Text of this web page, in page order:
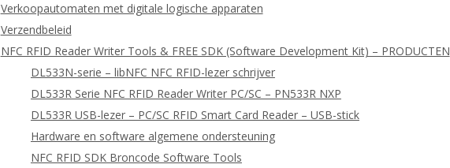
Verkoopautomaten met digitale logische apparaten
Verzendbeleid
NFC RFID Reader Writer Tools & FREE SDK (Software Development Kit) – PRODUCTEN
DL533N-serie – libNFC NFC RFID-lezer schrijver
DL533R Serie NFC RFID Reader Writer PC/SC – PN533R NXP
DL533R USB-lezer – PC/SC RFID Smart Card Reader – USB-stick
Hardware en software algemene ondersteuning
NFC RFID SDK Broncode Software Tools